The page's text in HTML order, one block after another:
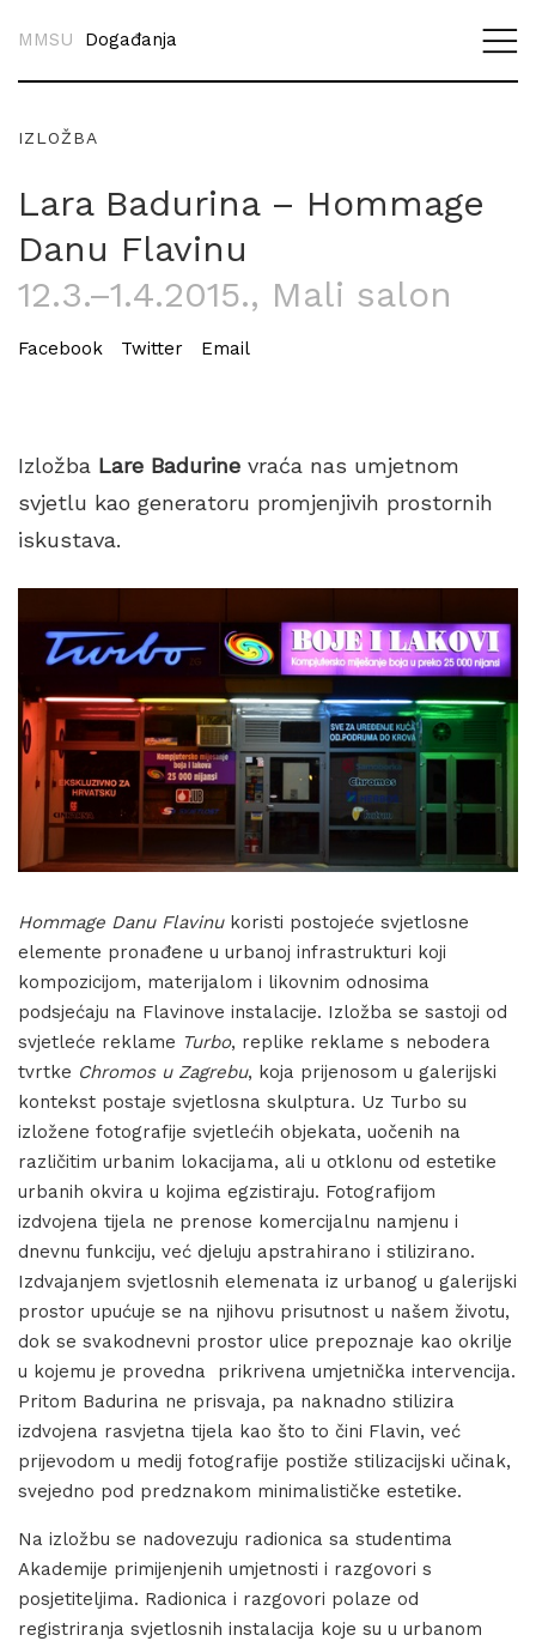
MMSU Događanja
IZLOŽBA
Lara Badurina – Hommage
Danu Flavinu
12.3.–1.4.2015., Mali salon
Facebook Twitter Email
Izložba Lare Badurine vraća nas umjetnom
svjetlu kao generatoru promjenjivih prostornih
iskustava.
Hommage Danu Flavinukoristi postojeće svjetlosne
elemente pronađene u urbanoj infrastrukturi koji
kompozicijom, materijalom i likovnim odnosima
podsjećaju na Flavinove instalacije. Izložba se sastoji od
svjetleće reklame Turbo, replike reklame s nebodera
tvrtke Chromos u Zagrebu, koja prijenosom u galerijski
kontekst postaje svjetlosna skulptura. Uz Turbo su
izložene fotografije svjetlećih objekata, uočenih na
različitim urbanim lokacijama, ali u otklonu od estetike
urbanih okvira u kojima egzistiraju. Fotografijom
izdvojena tijela ne prenose komercijalnu namjenu i
dnevnu funkciju, već djeluju apstrahirano i stilizirano.
Izdvajanjem svjetlosnih elemenata iz urbanog u galerijski
prostor upućuje se na njihovu prisutnost u našem životu,
dok se svakodnevni prostor ulice prepoznaje kao okrilje
u kojemu je provedna prikrivena umjetnička intervencija.
Pritom Badurina ne prisvaja, pa naknadno stilizira
izdvojena rasvjetna tijela kao što to čini Flavin, već
prijevodom u medij fotografije postiže stilizacijski učinak,
svejedno pod predznakom minimalističke estetike.
Na izložbu se nadovezuju radionica sa studentima
Akademije primijenjenih umjetnosti i razgovori s
posjetiteljima. Radionica i razgovori polaze od
registriranja svjetlosnih instalacija koje su u urbanom